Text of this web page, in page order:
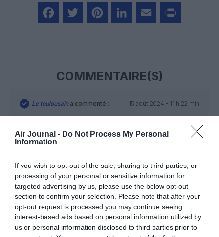
Air Journal - Do Not Process My Personal
Information
If you wish to opt-out of the sale, sharing to third parties, or
processing of your personal or sensitive information for
targeted advertising by us, please use the below opt-out
section to confirm your selection. Please note that after your
opt-out request is processed you may continue seeing
interest-based ads based on personal information utilized by
us or personal information disclosed to third parties prior to
COMMENTAIRE(S)
Le toulousaina commenté :
15 août 2024 - 11 h 22 min
RÉPONDRE
BREXIT means BREXIT!a commenté
:
15 août 2024 - 11 h 24 min
Que LHR soit l’aéroport le plus fréquenté de l’Europe, soit!
Car malgré l’envie de Grand Large des Britanniques, Londres
reste dans le continent européen…
Mais les Britanniques ne sont plus dans l’UE depuis quelques